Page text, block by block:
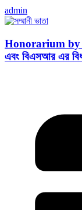
admin
Honorarium by
এবং বিএসআর এর